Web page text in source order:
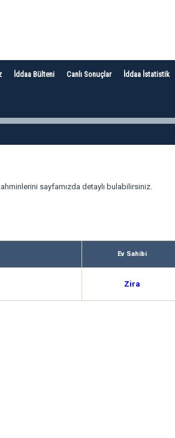
İddaa Bülteni Canlı Sonuçlar İddaa İstatistik
sayfamızda detaylı bulabilirsiniz.
Ev Sahibi
Zira